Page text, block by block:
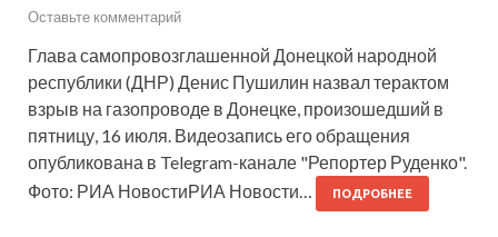
Оставьте комментарий
Глава самопровозглашенной Донецкой народной
республики (ДНР) Денис Пушилин назвал терактом
взрыв на газопроводе в Донецке, произошедший в
пятницу, 16 июля. Видеозапись его обращения
опубликована в Telegram-канале "Репортер Руденко".
Фото: РИА НовостиРИА Новости…
ПОДРОБНЕЕ